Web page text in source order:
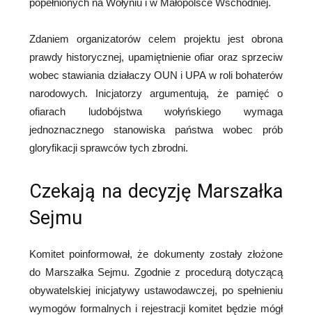
Zdaniem organizatorów celem projektu jest obrona
prawdy historycznej, upamiętnienie ofiar oraz sprzeciw
wobec stawiania działaczy OUN i UPA w roli bohaterów
narodowych. Inicjatorzy argumentują, że pamięć o
ofiarach ludobójstwa wołyńskiego wymaga
jednoznacznego stanowiska państwa wobec prób
gloryfikacji sprawców tych zbrodni.
Czekają na decyzję Marszałka
Sejmu
Komitet poinformował, że dokumenty zostały złożone
do Marszałka Sejmu. Zgodnie z procedurą dotyczącą
obywatelskiej inicjatywy ustawodawczej, po spełnieniu
wymogów formalnych i rejestracji komitet będzie mógł